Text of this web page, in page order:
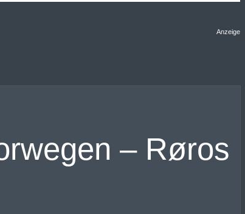
Anzeige
– Røros